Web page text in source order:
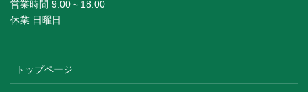
営業時間 9:00～18:00
休業 日曜日
トップページ